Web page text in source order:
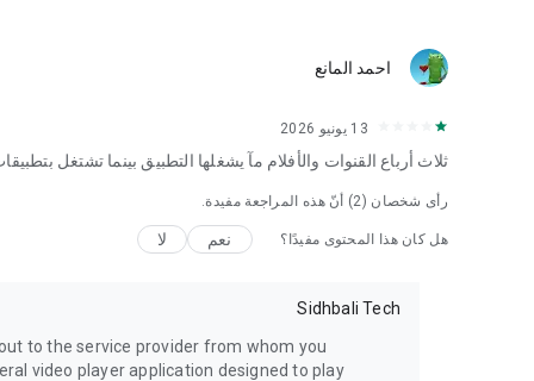
احمد المانع
13 يونيو 2026
ثلاث أرباع القنوات والأفلام مآ يشغلها التطبيق بينما تشتغل
رأى شخصان (2) أنّ هذه المراجعة مفيدة.
هل كان هذا المحتوى مفيدًا؟ نعم لا
Sidhbali Tech
to the service provider from whom you
video player application designed to play